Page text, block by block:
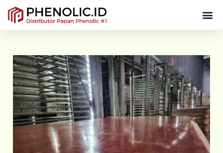
Skip
Post
navigation